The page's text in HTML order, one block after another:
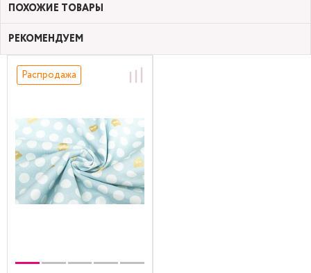
ПОХОЖИЕ ТОВАРЫ
РЕКОМЕНДУЕМ
Распродажа